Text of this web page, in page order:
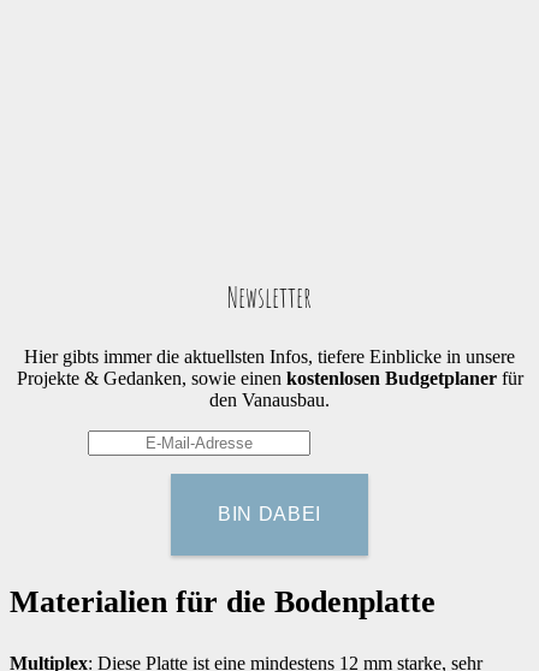
Newsletter
Hier gibts immer die aktuellsten Infos, tiefere Einblicke in unsere
Projekte & Gedanken, sowie einen kostenlosen Budgetplanerfür
den Vanausbau.
Materialien für die Bodenplatte
Multiplex: Diese Platte ist eine mindestens 12 mm starke, sehr